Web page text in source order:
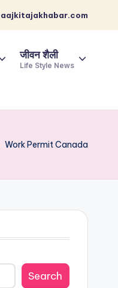
जीवन शैली
Life Style News
Work Permit Canada
Search